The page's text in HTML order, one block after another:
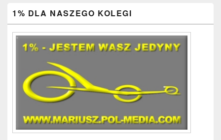
Sidebar
Widget
Area
1% DLA NASZEGO KOLEGI